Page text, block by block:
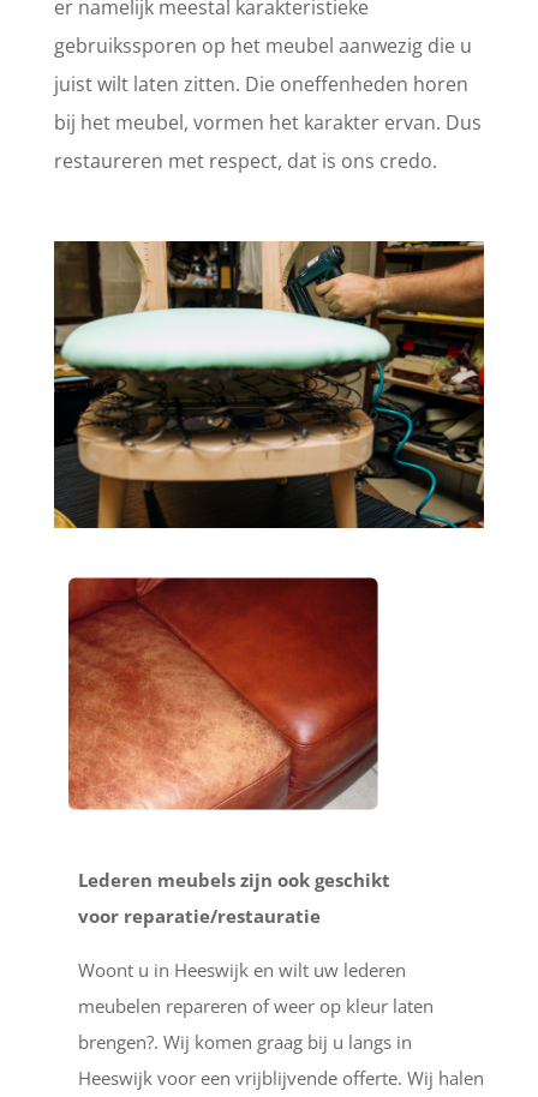
er namelijk meestal karakteristieke
gebruikssporen op het meubel aanwezig die u
juist wilt laten zitten. Die oneffenheden horen
bij het meubel, vormen het karakter ervan. Dus
restaureren met respect, dat is ons credo.
Lederen meubels zijn ook geschikt
voor reparatie/restauratie
Woont u in Heeswijk en wilt uw lederen
meubelen repareren of weer op kleur laten
brengen?. Wij komen graag bij u langs in
Heeswijk voor een vrijblijvende offerte. Wij halen